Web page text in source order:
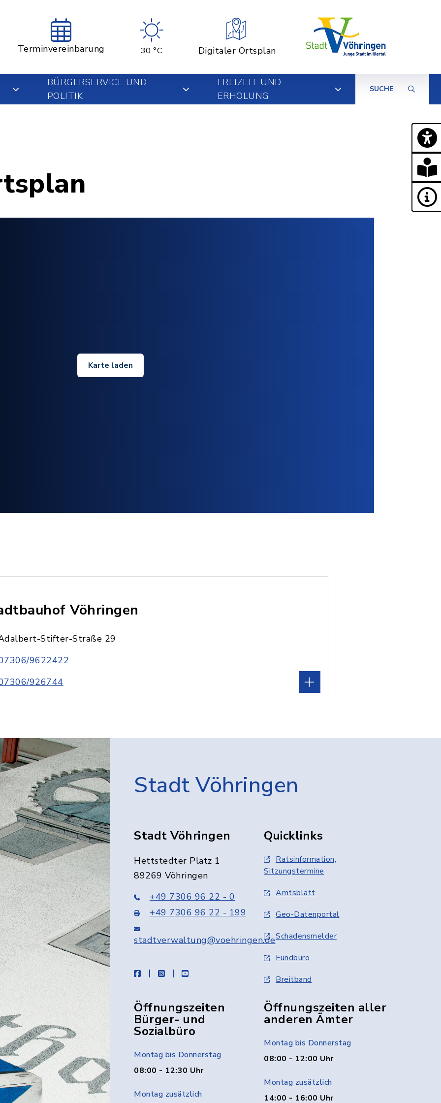
Terminvereinbarung 30 °C Digitaler Ortsplan
BÜRGERSERVICE UND
POLITIK
FREIZEIT UND
ERHOLUNG
SUCHE
Karte laden
Vöhringen
Stifter-Straße 29
9622422
926744
Stadt Vöhringen
Stadt Vöhringen
Hettstedter Platz 1
89269 Vöhringen
+49 7306 96 22 - 0
+49 7306 96 22 - 199
stadtverwaltung@voehringen.de
facebookinstagramyoutube
Quicklinks
Ratsinformation,
Sitzungstermine
Amtsblatt
Geo-Datenportal
Schadensmelder
Fundbüro
Breitband
Öffnungszeiten
Bürger- und
Sozialbüro
Montag bis Donnerstag
08:00 - 12:30 Uhr
Montag zusätzlich
Öffnungszeiten aller
anderen Ämter
Montag bis Donnerstag
08:00 - 12:00 Uhr
Montag zusätzlich
14:00 - 16:00 Uhr